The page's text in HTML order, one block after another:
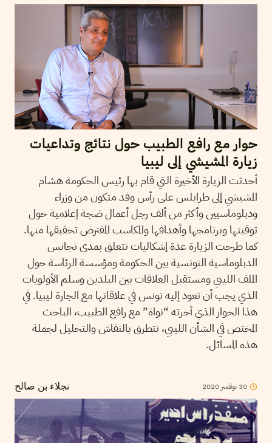
حوار مع رافع الطبيب حول نتائج وتداعيات
زيارة المشيشي إلى ليبيا
أحدثت الزيارة الأخيرة التي قام بها رئيس الحكومة هشام
المشيشي إلى طرابلس على رأس وفد متكون من وزراء
ودبلوماسيين وأكثر من ألف رجل أعمال ضجة إعلامية حول
توقيتها وبرنامجها وأهدافها والمكاسب المفترض تحقيقها منها.
كما طرحت الزيارة عدة إشكاليات تتعلق بمدى تجانس
الدبلوماسية التونسية بين الحكومة ومؤسسة الرئاسة حول
الملف الليبي ومستقبل العلاقات بين البلدين وسلم الأولويات
الذي يجب أن تعود إليه تونس في علاقاتها مع الجارة ليبيا. في
هذا الحوار الذي أجرته “نواة” مع رافع الطبيب، الباحث
المختص في الشأن الليبي، نتطرق بالنقاش والتحليل لجملة
هذه المسائل.
نجلاء بن صالح 30 نوفمبر 2020